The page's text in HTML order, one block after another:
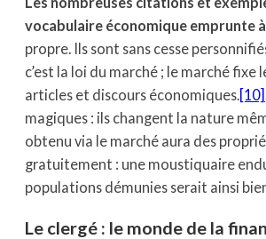
vocabulaire économique emprunte
propre. Ils sont sans cesse
c’est la loi du marché ; le marché
articles et discours économiques. [10]
magiques : ils changent la nature
obtenu via le marché aura des
gratuitement : une moustiquaire
populations démunies serait ainsi
Le clergé : le monde de la